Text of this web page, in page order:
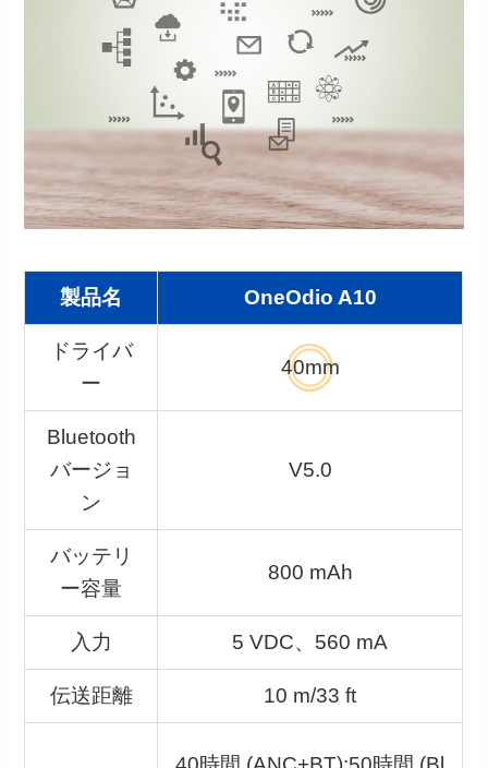
製品名 OneOdio A10
ドライバ
ー
40mm
Bluetooth
バージョ
ン
V5.0
バッテリ
ー容量
800 mAh
入力 5 VDC、560 mA
伝送距離 10 m/33 ft